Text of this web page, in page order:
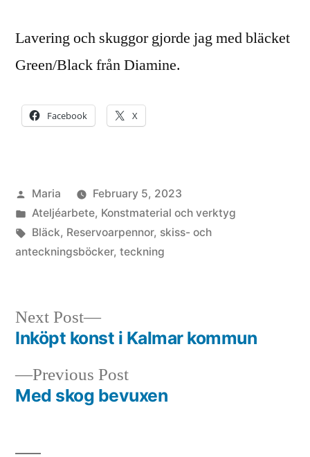
Lavering och skuggor gjorde jag med bläcket
Green/Black från Diamine.
Facebook X
Posted
by
Maria
February 5, 2023
Posted
in
Ateljéarbete, Konstmaterial och verktyg
Tags:
Bläck, Reservoarpennor, skiss- och
anteckningsböcker, teckning
Post
navigation
Previous PostPrevious
post:
Med skog bevuxen
Next Post
Next
post:
Inköpt konst i Kalmar kommun